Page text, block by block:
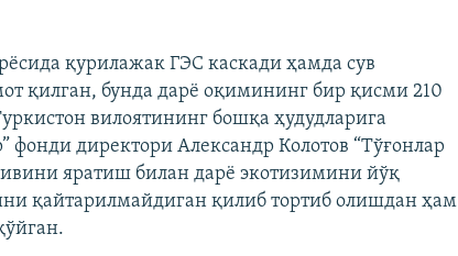
240p 360p 480p
720p 1080p
720p
1080p
қурилажак ГЭС каскади ҳамда сув
қилган, бунда дарё оқимининг бир қисми 210
вилоятининг бошқа ҳудудларига
фонди директори Александр Колотов “Тўғонлар
яратиш билан дарё экотизимини йўқ
қайтарилмайдиган қилиб тортиб олишдан ҳам